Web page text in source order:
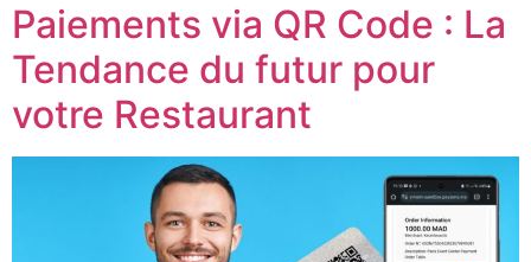
Paiements via QR Code : La
Tendance du futur pour
votre Restaurant